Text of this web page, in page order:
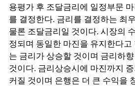
용평가 후 조달금리에 일정부문
를 결정한다. 금리를 결정하는 최
물론 조달금리일 것이다. 시장의
정되며 동일한 마진을 유지한다고
는 금리가 상승할 것이며 금리하
것이다. 금리상승시에 마진까지
커질 것이며 은행은 더 큰 수익을